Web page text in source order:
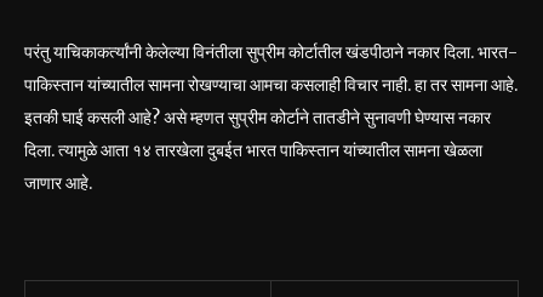
परंतु याचिकाकर्त्यांनी केलेल्या विनंतीला सुप्रीम कोर्टातील खंडपीठाने नकार दिला. भारत-
पाकिस्तान यांच्यातील सामना रोखण्याचा आमचा कसलाही विचार नाही. हा तर सामना आहे.
इतकी घाई कसली आहे? असे म्हणत सुप्रीम कोर्टाने तातडीने सुनावणी घेण्यास नकार
दिला. त्यामुळे आता १४ तारखेला दुबईत भारत पाकिस्तान यांच्यातील सामना खेळला
जाणार आहे.